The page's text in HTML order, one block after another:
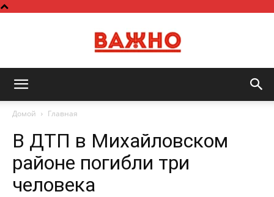
Домой Главная
В ДТП в Михайловском
районе погибли три
человека